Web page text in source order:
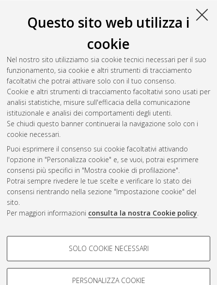
Questo sito web utilizza i
cookie
Nel nostro sito utilizziamo sia cookie tecnici necessari per il suo
funzionamento, sia cookie e altri strumenti di tracciamento
facoltativi che potrai attivare solo con il tuo consenso.
Cookie e altri strumenti di tracciamento facoltativi sono usati per
analisi statistiche, misure sull'efficacia della comunicazione
istituzionale e analisi dei comportamenti degli utenti.
Se chiudi questo banner continuerai la navigazione solo con i
cookie necessari.
Puoi esprimere il consenso sui cookie facoltativi attivando
l'opzione in "Personalizza cookie" e, se vuoi, potrai esprimere
consensi più specifici in "Mostra cookie di profilazione".
Potrai sempre rivedere le tue scelte e verificare lo stato dei
consensi rientrando nella sezione "Impostazione cookie" del
sito.
Per maggiori informazioni consulta la nostra Cookie policy.
COOKIE DI PROFILAZIONE -
Si tratta di cookie utilizzati per analizzare le caratteristiche della
navigazione degli utenti, creare profili in base al loro comportamento
SOLO COOKIE NECESSARI
PERSONALIZZA COOKIE
Open source intelligence applicata
all'analisi criminologica del terrorismo
Alma Mater Studiorum Università di Bologna. Dottorato di
ricerca inCriminologia, 23 Ciclo.
Questa lista e' stata generata ilSat Aug 8 20:45:07 2026
Atom
Rss 1.0
Rss 2.0
ISSN: 2038-7946
Impostazioni Cookie
Informativa sulla privacy
Condizioni d’uso del sito